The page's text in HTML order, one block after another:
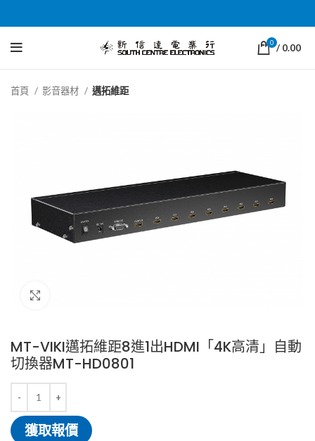
0 / 0.00
首頁 影音器材 邁拓維距
MT-VIKI邁拓維距8進1出HDMI「4K高清」自動
切換器MT-HD0801
獲取報價